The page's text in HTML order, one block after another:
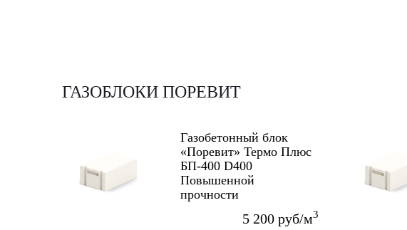
ГАЗОБЛОКИ ПОРЕВИТ
Газобетонный блок
«Поревит» Термо Плюс
БП-400 D400
Повышенной
прочности
5 200 руб/м3